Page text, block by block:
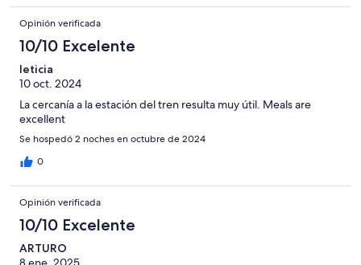
Opinión verificada
10/10 Excelente
leticia
10 oct. 2024
La cercanía a la estación del tren resulta muy útil. Meals are
excellent
Se hospedó 2 noches en octubre de 2024
0
Opinión verificada
10/10 Excelente
ARTURO